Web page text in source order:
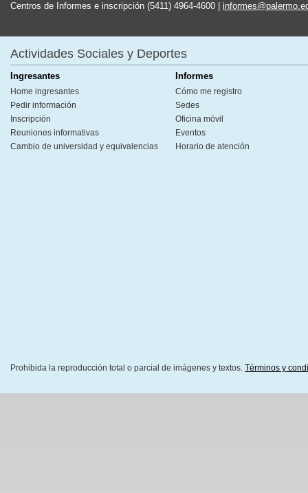
Centros de Informes e inscripción (5411) 4964-4600 |
Actividades Sociales y Deportes
Ingresantes
Home ingresantes
Pedir información
Inscripción
Reuniones informativas
Cambio de universidad y equivalencias
Informes
Cómo me registro
Sedes
Oficina móvil
Eventos
Horario de atención
Prohibida la reproducción total o parcial de imágenes y textos. Términos y